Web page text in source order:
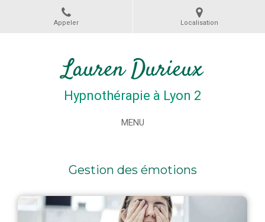
Appeler Localisation
Lauren Durieux
Hypnothérapie à Lyon 2
MENU
Gestion des émotions